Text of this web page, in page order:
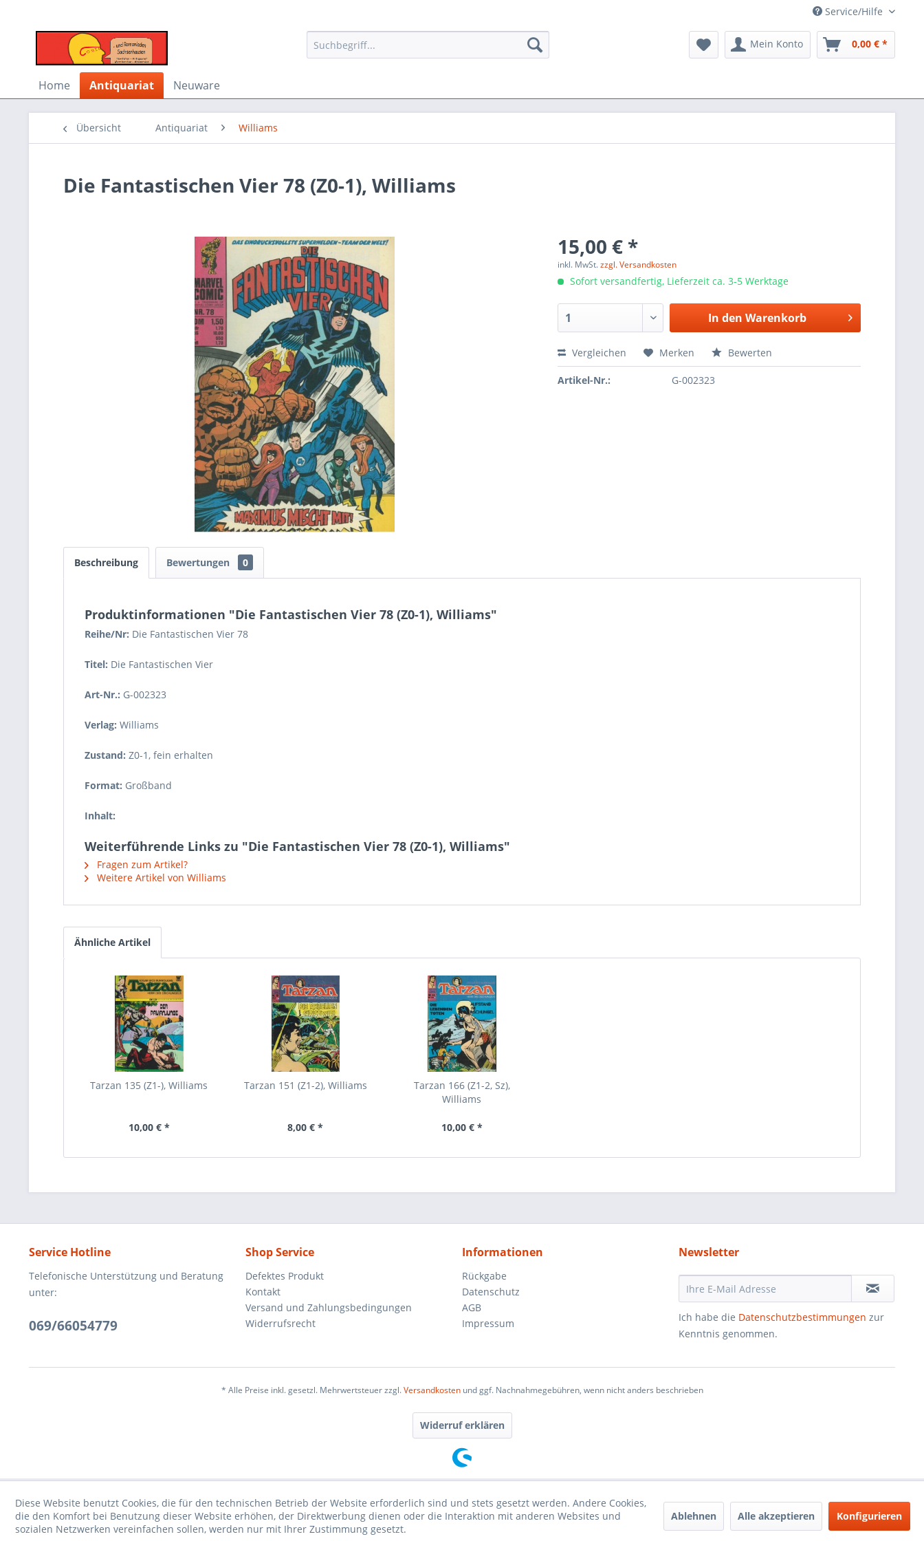
Service/Hilfe
Mein Konto 0,00 € *
Home Antiquariat Neuware
Übersicht Antiquariat Williams
Die Fantastischen Vier 78 (Z0-1), Williams
15,00 € *
inkl. MwSt.zzgl. Versandkosten
Sofort versandfertig, Lieferzeit ca. 3-5 Werktage
In den Warenkorb
Vergleichen Merken Bewerten
Artikel-Nr.: G-002323
Beschreibung Bewertungen 0
Produktinformationen "Die Fantastischen Vier 78 (Z0-1), Williams"
Reihe/Nr: Die Fantastischen Vier 78
Titel: Die Fantastischen Vier
Art-Nr.: G-002323
Verlag: Williams
Zustand: Z0-1, fein erhalten
Format: Großband
Inhalt:
Weiterführende Links zu "Die Fantastischen Vier 78 (Z0-1), Williams"
Fragen zum Artikel?
Weitere Artikel von Williams
Ähnliche Artikel
Tarzan 135 (Z1-), Williams
10,00 € *
Tarzan 151 (Z1-2), Williams
8,00 € *
Tarzan 166 (Z1-2, Sz),
Williams
10,00 € *
Service Hotline
Telefonische Unterstützung und Beratung
unter:
069/66054779
Shop Service
Defektes Produkt
Kontakt
Versand und Zahlungsbedingungen
Widerrufsrecht
Informationen
Rückgabe
Datenschutz
AGB
Impressum
Newsletter
Ich habe die Datenschutzbestimmungen zur
Kenntnis genommen.
* Alle Preise inkl. gesetzl. Mehrwertsteuer zzgl.Versandkostenund ggf. Nachnahmegebühren, wenn nicht anders beschrieben
Widerruf erklären
Diese Website benutzt Cookies, die für den technischen Betrieb der Website erforderlich sind und stets gesetzt werden. Andere Cookies,
die den Komfort bei Benutzung dieser Website erhöhen, der Direktwerbung dienen oder die Interaktion mit anderen Websites und
sozialen Netzwerken vereinfachen sollen, werden nur mit Ihrer Zustimmung gesetzt.
Ablehnen Alle akzeptieren Konfigurieren